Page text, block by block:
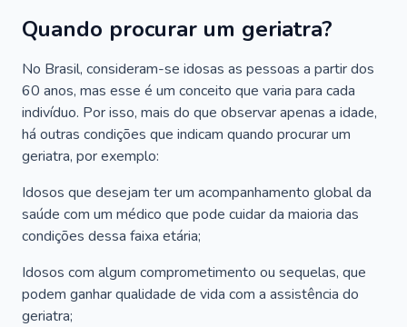
Quando procurar um geriatra?
No Brasil, consideram-se idosas as pessoas a partir dos
60 anos, mas esse é um conceito que varia para cada
indivíduo. Por isso, mais do que observar apenas a idade,
há outras condições que indicam quando procurar um
geriatra, por exemplo:
Idosos que desejam ter um acompanhamento global da
saúde com um médico que pode cuidar da maioria das
condições dessa faixa etária;
Idosos com algum comprometimento ou sequelas, que
podem ganhar qualidade de vida com a assistência do
geriatra;